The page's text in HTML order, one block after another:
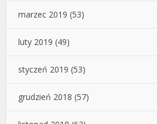
marzec 2019 (53)
luty 2019 (49)
styczeń 2019 (53)
grudzień 2018 (57)